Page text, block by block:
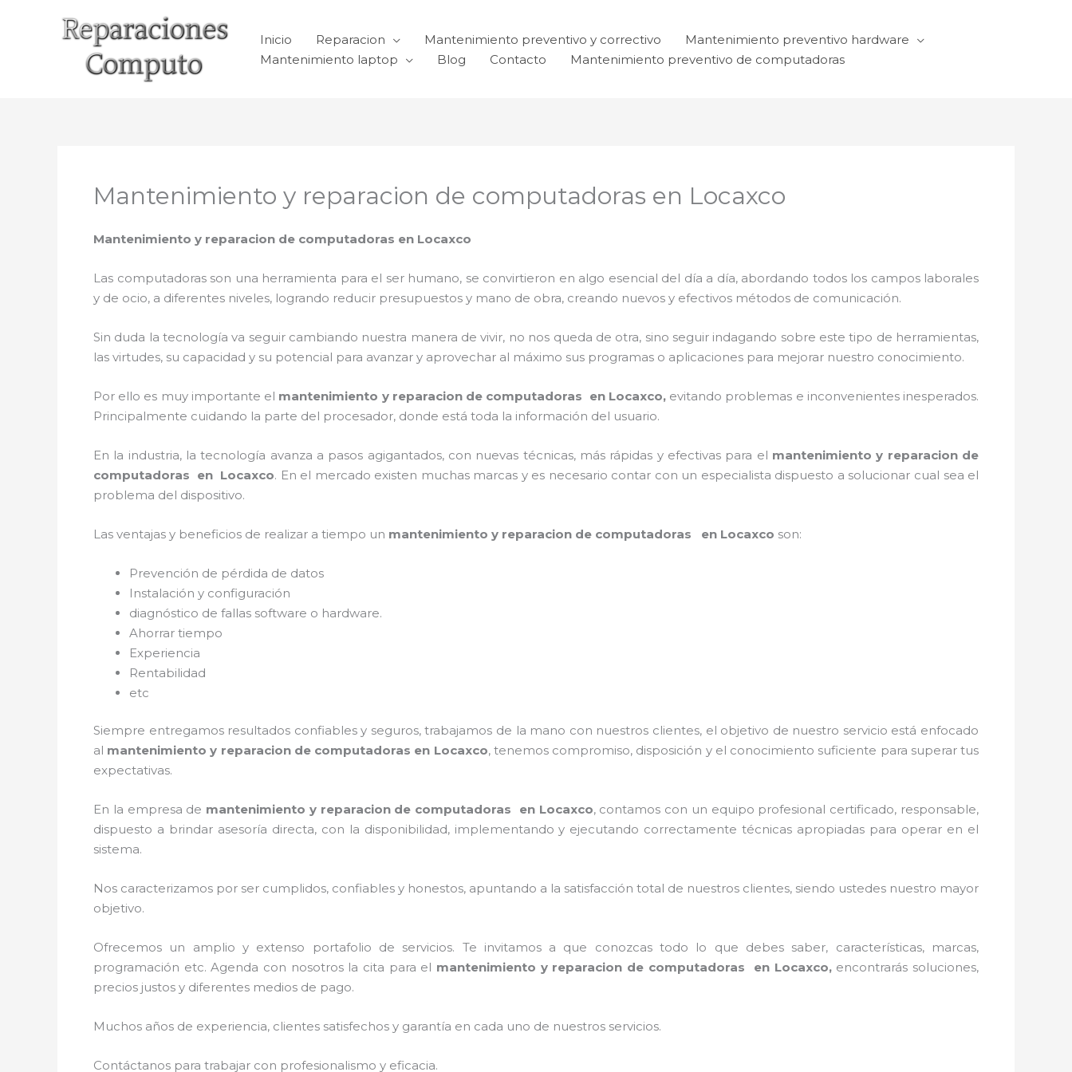
Inicio Reparacion Mantenimiento preventivo y correctivo
Mantenimiento preventivo hardware
Mantenimiento laptop
Blog Contacto Mantenimiento preventivo de computadoras
Mantenimiento y reparacion de computadoras en Locaxco
Mantenimiento y reparacion de computadoras en Locaxco
Las computadoras son una herramienta para el ser humano, se convirtieron en algo esencial del día a día, abordando todos los campos laborales
y de ocio, a diferentes niveles, logrando reducir presupuestos y mano de obra, creando nuevos y efectivos métodos de comunicación.
Sin duda la tecnología va seguir cambiando nuestra manera de vivir, no nos queda de otra, sino seguir indagando sobre este tipo de herramientas,
las virtudes, su capacidad y su potencial para avanzar y aprovechar al máximo sus programas o aplicaciones para mejorar nuestro conocimiento.
Por ello es muy importante el mantenimiento y reparacion de computadoras en Locaxco, evitando problemas e inconvenientes inesperados.
Principalmente cuidando la parte del procesador, donde está toda la información del usuario.
En la industria, la tecnología avanza a pasos agigantados, con nuevas técnicas, más rápidas y efectivas para el mantenimiento y reparacion de
computadoras en Locaxco. En el mercado existen muchas marcas y es necesario contar con un especialista dispuesto a solucionar cual sea el
problema del dispositivo.
Las ventajas y beneficios de realizar a tiempo un mantenimiento y reparacion de computadoras en Locaxco son:
Prevención de pérdida de datos
Instalación y configuración
diagnóstico de fallas software o hardware.
Ahorrar tiempo
Experiencia
Rentabilidad
etc
Siempre entregamos resultados confiables y seguros, trabajamos de la mano con nuestros clientes, el objetivo de nuestro servicio está enfocado
al mantenimiento y reparacion de computadoras en Locaxco, tenemos compromiso, disposición y el conocimiento suficiente para superar tus
expectativas.
En la empresa de mantenimiento y reparacion de computadoras en Locaxco, contamos con un equipo profesional certificado, responsable,
dispuesto a brindar asesoría directa, con la disponibilidad, implementando y ejecutando correctamente técnicas apropiadas para operar en el
sistema.
Nos caracterizamos por ser cumplidos, confiables y honestos, apuntando a la satisfacción total de nuestros clientes, siendo ustedes nuestro mayor
objetivo.
Ofrecemos un amplio y extenso portafolio de servicios. Te invitamos a que conozcas todo lo que debes saber, características, marcas,
programación etc. Agenda con nosotros la cita para el mantenimiento y reparacion de computadoras en Locaxco, encontrarás soluciones,
precios justos y diferentes medios de pago.
Muchos años de experiencia, clientes satisfechos y garantía en cada uno de nuestros servicios.
Contáctanos para trabajar con profesionalismo y eficacia.